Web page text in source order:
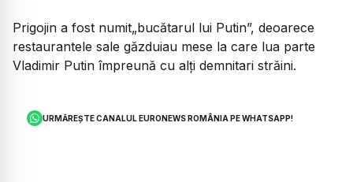
Prigojin a fost numit„bucătarul lui Putin”, deoarece
restaurantele sale găzduiau mese la care lua parte
Vladimir Putin împreună cu alți demnitari străini.
URMĂREȘTE CANALUL EURONEWS ROMÂNIA PE WHATSAPP!